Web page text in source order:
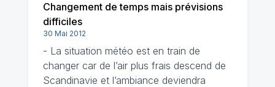
Changement de temps mais prévisions
difficiles
30 Mai 2012
- La situation météo est en train de
changer car de l’air plus frais descend de
Scandinavie et l’ambiance deviendra